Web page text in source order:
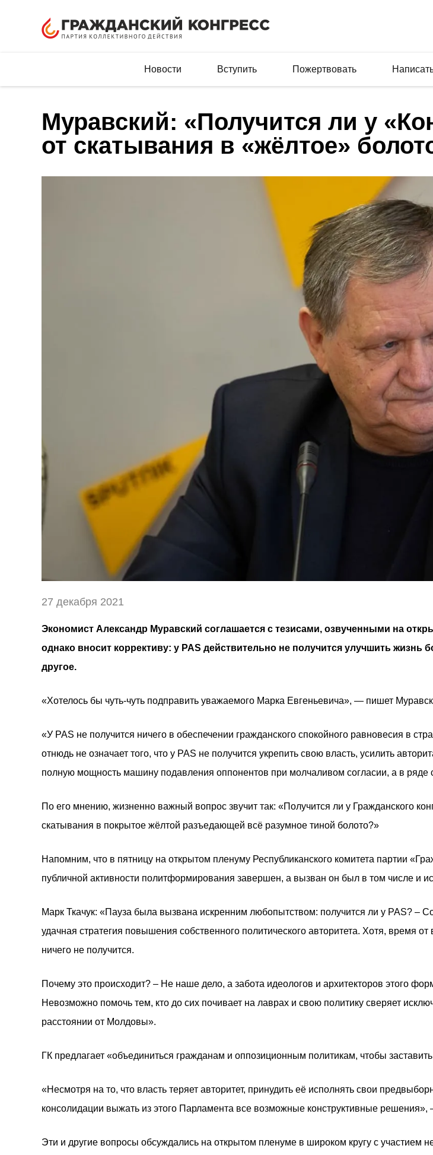
Новости Вступить Пожертвовать
Муравский: «Получится ли у
от скатывания в «жёлтое»
27 декабря 2021
Экономист Александр Муравский соглашается с тезисами, озвученными на
однако вносит коррективу: у PAS действительно не получится улучшить
другое.
«Хотелось бы чуть-чуть подправить уважаемого Марка Евгеньевича», — пишет
«У PAS не получится ничего в обеспечении гражданского спокойного равновесия в
отнюдь не означает того, что у PAS не получится укрепить свою власть, усилить
полную мощность машину подавления оппонентов при молчаливом согласии, а в ряде
По его мнению, жизненно важный вопрос звучит так: «Получится ли у Гражданского
скатывания в покрытое жёлтой разъедающей всё разумное тиной болото?»
Напомним, что в пятницу на открытом пленуму Республиканского комитета партии
публичной активности политформирования завершен, а вызван он был в том числе и
Марк Ткачук: «Пауза была вызвана искренним любопытством: получится ли у PAS? –
удачная стратегия повышения собственного политического авторитета. Хотя, время
ничего не получится.
Почему это происходит? – Не наше дело, а забота идеологов и архитекторов этого
Невозможно помочь тем, кто до сих почивает на лаврах и свою политику сверяет
расстоянии от Молдовы».
ГК предлагает «объединиться гражданам и оппозиционным политикам, чтобы
«Несмотря на то, что власть теряет авторитет, принудить её исполнять свои
консолидации выжать из этого Парламента все возможные конструктивные решения»,
Эти и другие вопросы обсуждались на открытом пленуме в широком кругу с участием